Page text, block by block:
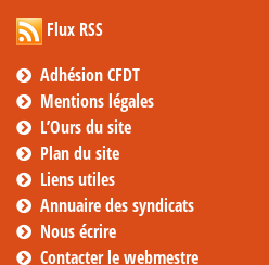
Flux RSS
Adhésion CFDT
Mentions légales
L’Ours du site
Plan du site
Liens utiles
Annuaire des syndicats
Nous écrire
Contacter le webmestre